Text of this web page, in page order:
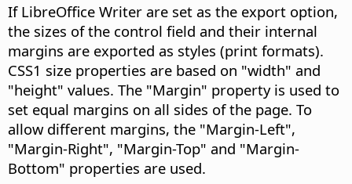
If LibreOffice Writer are set as the export option,
the sizes of the control field and their internal
margins are exported as styles (print formats).
CSS1 size properties are based on "width" and
"height" values. The "Margin" property is used to
set equal margins on all sides of the page. To
allow different margins, the "Margin-Left",
"Margin-Right", "Margin-Top" and "Margin-
Bottom" properties are used.